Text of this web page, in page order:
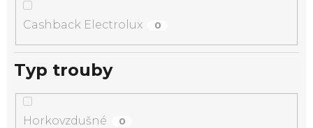
Cashback Electrolux 0
Typ trouby
Horkovzdušné 0